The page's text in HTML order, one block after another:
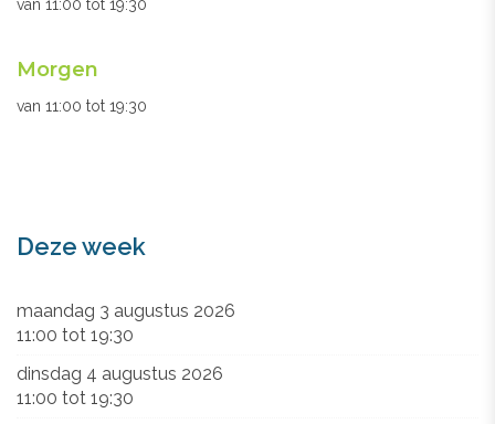
van 11:00 tot 19:30
Morgen
van 11:00 tot 19:30
Deze week
maandag 3 augustus 2026
11:00 tot 19:30
dinsdag 4 augustus 2026
11:00 tot 19:30